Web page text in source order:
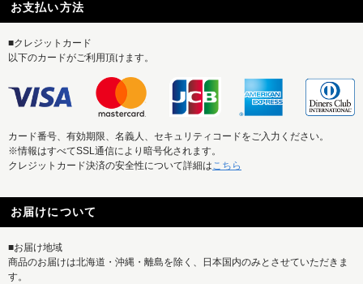
お支払い方法
■クレジットカード
以下のカードがご利用頂けます。
カード番号、有効期限、名義人、セキュリティコードをご入力ください。
※情報はすべてSSL通信により暗号化されます。
クレジットカード決済の安全性について詳細はこちら
お届けについて
■お届け地域
商品のお届けは北海道・沖縄・離島を除く、日本国内のみとさせていただきま
す。